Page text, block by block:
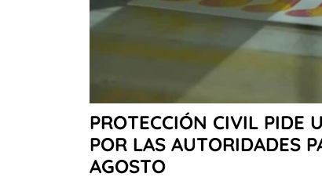
PROTECCIÓN CIVIL PIDE
POR LAS AUTORIDADES
AGOSTO